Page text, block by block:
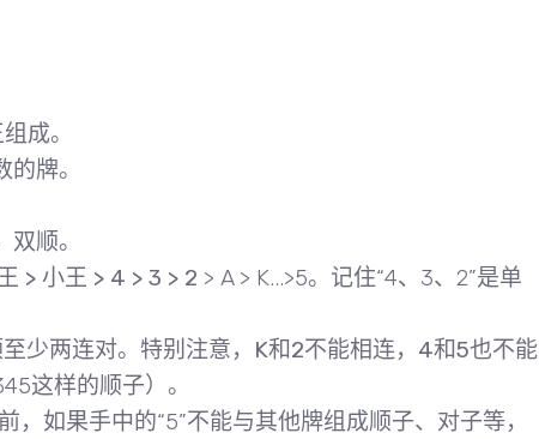
组成。
的牌。
顺。
> 小王 > 4 > 3 > 2 > A > K...>5。记住“4、3、2”是单
少两连对。特别注意， K和2不能相连，4和5也不能
这样的顺子）。
，如果手中的“5”不能与其他牌组成顺子、对子等，